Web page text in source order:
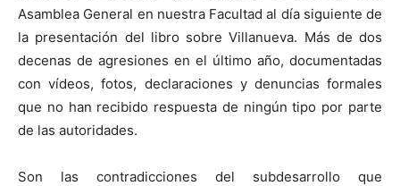
Asamblea General en nuestra Facultad al día siguiente de
la presentación del libro sobre Villanueva. Más de dos
decenas de agresiones en el último año, documentadas
con vídeos, fotos, declaraciones y denuncias formales
que no han recibido respuesta de ningún tipo por parte
de las autoridades.
Son las contradicciones del subdesarrollo que